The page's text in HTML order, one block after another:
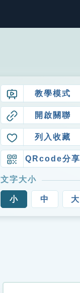
教學模式
開啟關聯
列入收藏
QRcode分享
文字大小
小 中 大